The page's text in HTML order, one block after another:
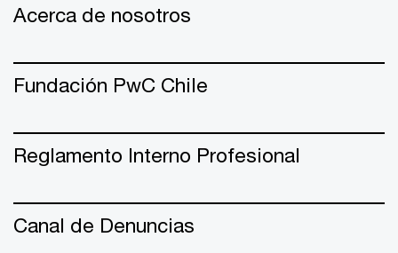
Acerca de nosotros
Fundación PwC Chile
Reglamento Interno Profesional
Canal de Denuncias